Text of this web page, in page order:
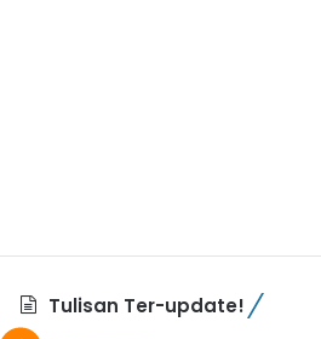
Tulisan Ter-update!